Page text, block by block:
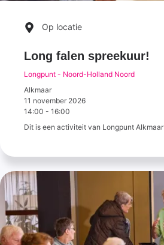
Op locatie
Long falen spreekuur!
Longpunt - Noord-Holland Noord
Alkmaar
11 november 2026
14:00 - 16:00
Dit is een activiteit van Longpunt Alkmaar